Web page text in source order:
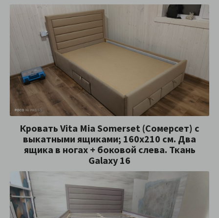
Кровать Vita Mia Somerset (Сомерсет) с
выкатными ящиками; 160x210 см. Два
ящика в ногах + боковой слева. Ткань
Galaxy 16